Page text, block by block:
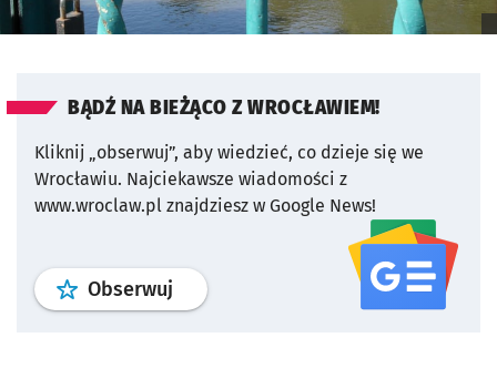
BĄDŹ NA BIEŻĄCO Z WROCŁAWIEM!
Kliknij „obserwuj”, aby wiedzieć, co dzieje się we
Wrocławiu. Najciekawsze wiadomości z
www.wroclaw.pl znajdziesz w Google News!
Obserwuj profil serwisu